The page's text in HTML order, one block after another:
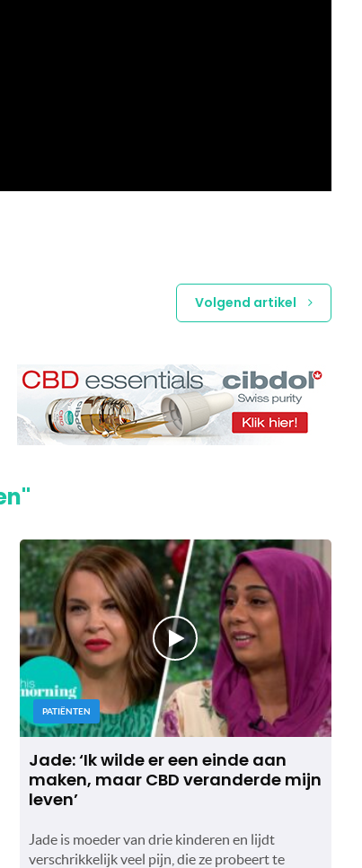
Volgend artikel
PATIËNTEN
Jade: ‘Ik wilde er een einde aan
maken, maar CBD veranderde mijn
leven’
Jade is moeder van drie kinderen en lijdt
verschrikkelijk veel pijn, die ze probeert te